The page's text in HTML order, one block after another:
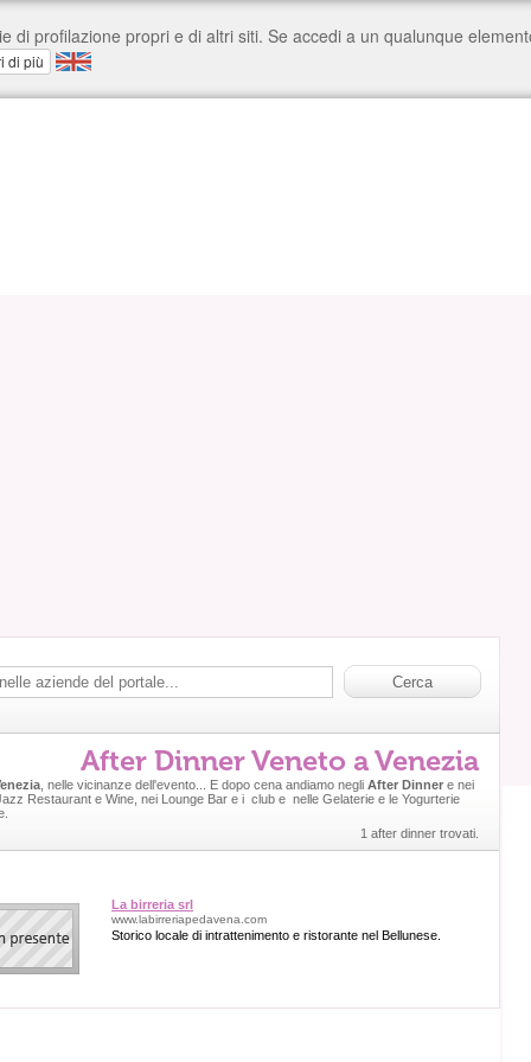
After Dinner Veneto a Venezia
, nelle vicinanze dell'evento... E dopo cena andiamo negli After Dinner e nei
Restaurant e Wine, nei Lounge Bar e i club e nelle Gelaterie e le Yogurterie
1 after dinner trovati.
La birreria srl
www.labirreriapedavena.com
Storico locale di intrattenimento e ristorante nel Bellunese.